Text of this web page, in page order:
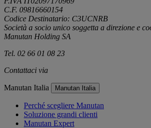
C.F. 09816660154
Codice Destinatario: C3UCNRB
Società a socio unico soggetta a direzione e
Manutan Holding SA
Tel. 02 66 01 08 23
Contattaci via
Manutan Italia Manutan Italia
Perché scegliere Manutan
Soluzione grandi clienti
Manutan Expert